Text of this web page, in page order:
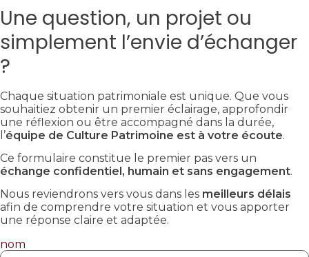
Une question, un projet ou
simplement l’envie d’échanger
?
Chaque situation patrimoniale est unique. Que vous
souhaitiez obtenir un premier éclairage, approfondir
une réflexion ou être accompagné dans la durée,
l’équipe de Culture Patrimoine est à votre écoute.
Ce formulaire constitue le premier pas vers un
échange confidentiel, humain et sans engagement.
Nous reviendrons vers vous dans les meilleurs délais
afin de comprendre votre situation et vous apporter
une réponse claire et adaptée.
nom